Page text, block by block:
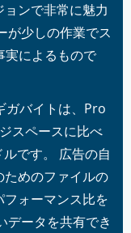
ンで非常に魅力
が少しの作業でス
実によるもので
ガバイトは、Pro
スペースに比べ
です。 広告の自
ためのファイルの
ォーマンス比を
データを共有でき